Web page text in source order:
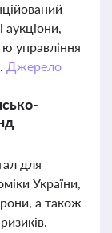
аукціони,
управління
Джерело
для
України,
а також